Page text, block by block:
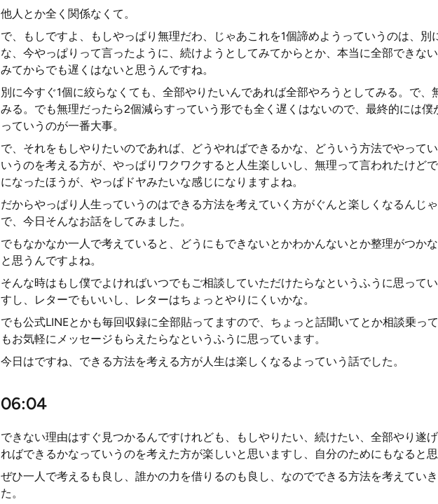
他人とか全く関係なくて。
で、もしですよ、もしやっぱり無理だわ、じゃあこれを1個諦めようっていうのは、別
な、今やっぱりって言ったように、続けようとしてみてからとか、本当に全部できな
みてからでも遅くはないと思うんですね。
別に今すぐ1個に絞らなくても、全部やりたいんであれば全部やろうとしてみる。で、
みる。でも無理だったら2個減らすっていう形でも全く遅くはないので、最終的には
っていうのが一番大事。
で、それをもしやりたいのであれば、どうやればできるかな、どういう方法でやって
いうのを考える方が、やっぱりワクワクすると人生楽しいし、無理って言われたけど
になったほうが、やっぱドヤみたいな感じになりますよね。
だからやっぱり人生っていうのはできる方法を考えていく方がぐんと楽しくなるんじ
で、今日そんなお話をしてみました。
でもなかなか一人で考えていると、どうにもできないとかわかんないとか整理がつか
と思うんですよね。
そんな時はもし僕でよければいつでもご相談していただけたらなというふうに思って
すし、レターでもいいし、レターはちょっとやりにくいかな。
でも公式LINEとかも毎回収録に全部貼ってますので、ちょっと話聞いてとか相談乗っ
もお気軽にメッセージもらえたらなというふうに思っています。
今日はですね、できる方法を考える方が人生は楽しくなるよっていう話でした。
06:04
できない理由はすぐ見つかるんですけれども、もしやりたい、続けたい、全部やり遂
ればできるかなっていうのを考えた方が楽しいと思いますし、自分のためにもなると思
ぜひ一人で考えるも良し、誰かの力を借りるのも良し、なのでできる方法を考えてい
た。